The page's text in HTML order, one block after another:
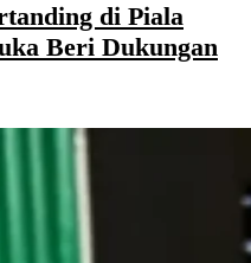
di Piala
Beri Dukungan